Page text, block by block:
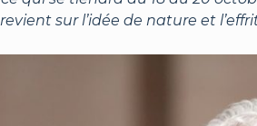
sur l’idée de nature et